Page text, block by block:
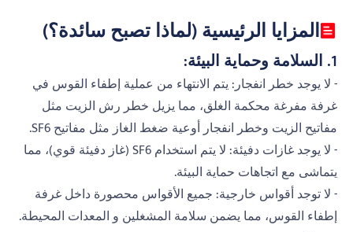
المزايا الرئيسية (لماذا تصبح سائدة؟)
1. السلامة وحماية البيئة:
- لا يوجد خطر انفجار: يتم الانتهاء من عملية إطفاء القوس في
غرفة مفرغة محكمة الغلق، مما يزيل خطر رش الزيت مثل
مفاتيح الزيت وخطر انفجار أوعية ضغط الغاز مثل مفاتيح SF6.
- لا يوجد غازات دفيئة: لا يتم استخدام SF6 (غاز دفيئة قوي)، مما
يتماشى مع اتجاهات حماية البيئة.
- لا توجد أقواس خارجية: جميع الأقواس محصورة داخل غرفة
إطفاء القوس، مما يضمن سلامة المشغلين و المعدات المحيطة.